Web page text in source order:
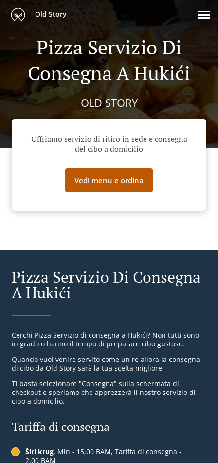
Old Story
Pizza Servizio Di
Consegna A Hukići
OLD STORY
Offriamo servizio di ritiro in sede e consegna
del cibo a domicilio
Vedi menu e ordina
Pizza Servizio Di Consegna
A Hukići
Cerchi Pizza Servizio di consegna a Hukići? Non tutti sono
in grado o hanno il tempo di preparare cibo gustoso.
Quando vuoi venire servito come un re allora la consegna
di cibo da Old Story sarà la tua scelta migliore.
Ti basta selezionare "Consegna" sulla schermata di
checkout e speriamo che apprezzerà il nostro servizio di
cibo a domicilio.
Tariffa di consegna
Širi krug, Min - 15,00 BAM, Tariffa di consegna -
2,00 BAM